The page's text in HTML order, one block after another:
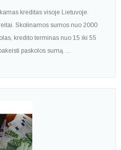
kreditas visoje Lietuvoje.
Skolinamos sumos nuo 2000
kredito terminas nuo 15 iki 55
paskolos sumą. ...